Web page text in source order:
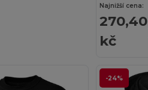
Najnižší cena:
270,40
kč
-24%